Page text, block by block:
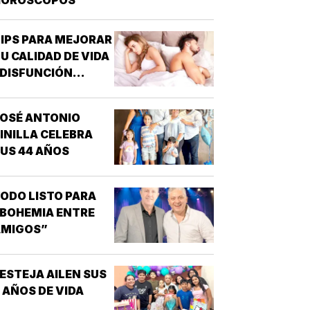
PARA MEJORAR
CALIDAD DE VIDA
| DISFUNCIÓN
LOS
QUE
PARA LA
DE
DISFUNCIÓN
DE
ANTONIO
CELEBRA
44 AÑOS
LISTO PARA
ENTRE
AILEN SUS
DE VIDA